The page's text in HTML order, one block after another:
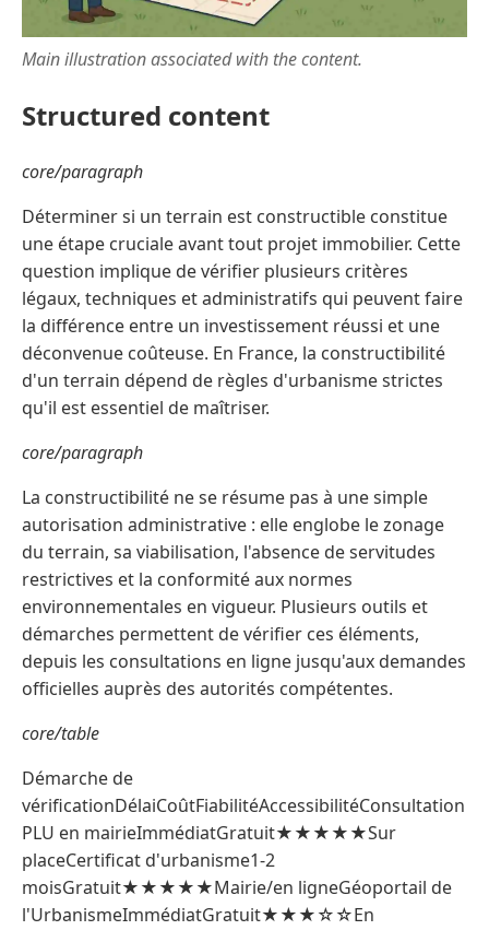
Main illustration associated with the content.
Structured content
core/paragraph
Déterminer si un terrain est constructible constitue
une étape cruciale avant tout projet immobilier. Cette
question implique de vérifier plusieurs critères
légaux, techniques et administratifs qui peuvent faire
la différence entre un investissement réussi et une
déconvenue coûteuse. En France, la constructibilité
d'un terrain dépend de règles d'urbanisme strictes
qu'il est essentiel de maîtriser.
core/paragraph
La constructibilité ne se résume pas à une simple
autorisation administrative : elle englobe le zonage
du terrain, sa viabilisation, l'absence de servitudes
restrictives et la conformité aux normes
environnementales en vigueur. Plusieurs outils et
démarches permettent de vérifier ces éléments,
depuis les consultations en ligne jusqu'aux demandes
officielles auprès des autorités compétentes.
core/table
Démarche de
vérificationDélaiCoûtFiabilitéAccessibilitéConsultation
PLU en mairieImmédiatGratuit★★★★★Sur
placeCertificat d'urbanisme1-2
moisGratuit★★★★★Mairie/en ligneGéoportail de
l'UrbanismeImmédiatGratuit★★★☆☆En